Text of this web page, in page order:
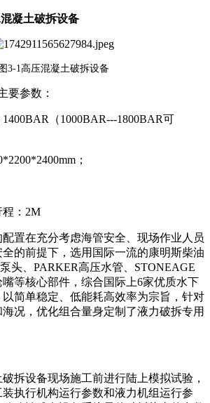
凝土破拆设备
图3-1高压混凝土破拆设备
要参数：
（1000BAR---1800BAR可
；
程：2M
置在充分考虑海管安全、现场作业人员
的前提下，选用国际一流的康明斯柴油
头、PARKER高压水管、STONEAGE
等核心部件，综合国际上6家优质水下
简单稳定、低能耗高效率为宗旨，针对
况，优化组合量身定制了液力破拆专用
拆设备现场施工前进行陆上模拟试验，
执行机构运行参数和液力机组运行参